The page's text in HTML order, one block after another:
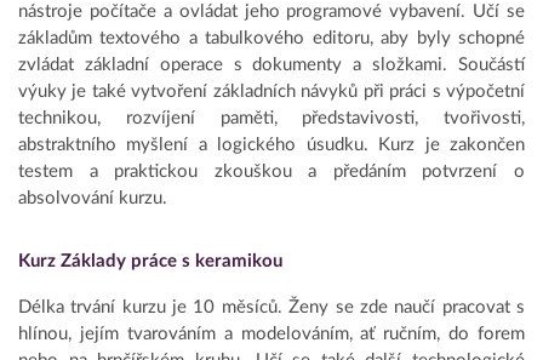
nástroje počítače a ovládat jeho programové vybavení. Učí se
základům textového a tabulkového editoru, aby byly schopné
zvládat základní operace s dokumenty a složkami. Součástí
výuky je také vytvoření základních návyků při práci s výpočetní
technikou, rozvíjení paměti, představivosti, tvořivosti,
abstraktního myšlení a logického úsudku. Kurz je zakončen
testem a praktickou zkouškou a předáním potvrzení o
absolvování kurzu.
Kurz Základy práce s keramikou
Délka trvání kurzu je 10 měsíců. Ženy se zde naučí pracovat s
hlínou, jejím tvarováním a modelováním, ať ručním, do forem